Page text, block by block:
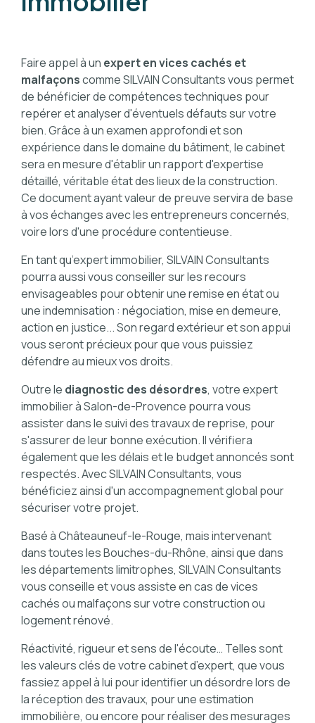
Faire appel à un expert en vices cachés et
malfaçonscomme SILVAIN Consultants vous permet
de bénéficier de compétences techniques pour
repérer et analyser d'éventuels défauts sur votre
bien. Grâce à un examen approfondi et son
expérience dans le domaine du bâtiment, le cabinet
sera en mesure d'établir un rapport d'expertise
détaillé, véritable état des lieux de la construction.
Ce document ayant valeur de preuve servira de base
à vos échanges avec les entrepreneurs concernés,
voire lors d'une procédure contentieuse.
En tant qu’expert immobilier, SILVAIN Consultants
pourra aussi vous conseiller sur les recours
envisageables pour obtenir une remise en état ou
une indemnisation : négociation, mise en demeure,
action en justice... Son regard extérieur et son appui
vous seront précieux pour que vous puissiez
défendre au mieux vos droits.
Outre le diagnostic des désordres, votre expert
immobilier à Salon-de-Provence pourra vous
assister dans le suivi des travaux de reprise, pour
s'assurer de leur bonne exécution. Il vérifiera
également que les délais et le budget annoncés sont
respectés. Avec SILVAIN Consultants, vous
bénéficiez ainsi d'un accompagnement global pour
sécuriser votre projet.
Basé à Châteauneuf-le-Rouge, mais intervenant
dans toutes les Bouches-du-Rhône, ainsi que dans
les départements limitrophes, SILVAIN Consultants
vous conseille et vous assiste en cas de vices
cachés ou malfaçons sur votre construction ou
logement rénové.
Réactivité, rigueur et sens de l'écoute… Telles sont
les valeurs clés de votre cabinet d’expert, que vous
fassiez appel à lui pour identifier un désordre lors de
la réception des travaux, pour une estimation
immobilière, ou encore pour réaliser des mesurages